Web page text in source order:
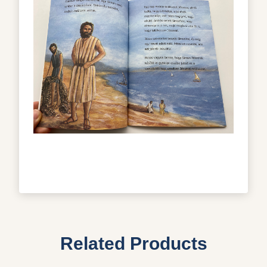
Related Products